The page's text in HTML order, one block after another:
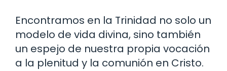
Encontramos en la Trinidad no solo un
modelo de vida divina, sino también
un espejo de nuestra propia vocación
a la plenitud y la comunión en Cristo.